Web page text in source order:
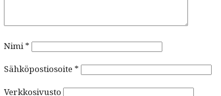
Nimi*
Sähköpostiosoite *
Verkkosivusto